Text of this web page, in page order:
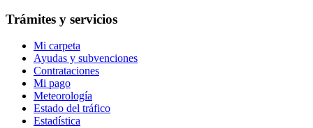
Trámites y servicios
Mi carpeta
Ayudas y subvenciones
Contrataciones
Mi pago
Meteorología
Estado del tráfico
Estadística